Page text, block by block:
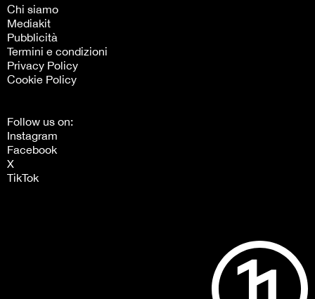
Chi siamo
Mediakit
Pubblicità
Termini e condizioni
Privacy Policy
Cookie Policy
Follow us on:
Instagram
Facebook
X
TikTok